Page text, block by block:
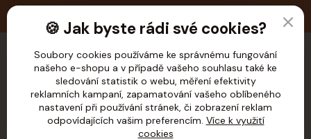
CZK
🍪 Jak byste rádi své cookies?
Soubory cookies používáme ke správnému fungování
našeho e-shopu a v případě vašeho souhlasu také ke
sledování statistik o webu, měření efektivity
reklamních kampaní, zapamatování vašeho oblíbeného
nastavení při používání stránek, či zobrazení reklam
odpovídajících vašim preferencím. Více k využití
cookies